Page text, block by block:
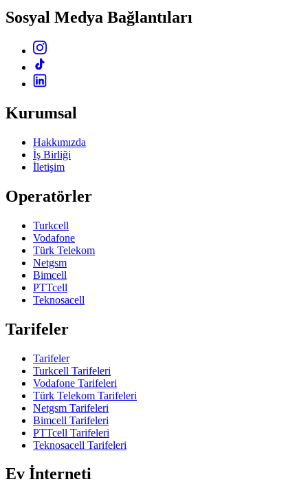
Sosyal Medya Bağlantıları
Kurumsal
Hakkımızda
İş Birliği
İletişim
Operatörler
Turkcell
Vodafone
Türk Telekom
Netgsm
Bimcell
PTTcell
Teknosacell
Tarifeler
Tarifeler
Turkcell Tarifeleri
Vodafone Tarifeleri
Türk Telekom Tarifeleri
Netgsm Tarifeleri
Bimcell Tarifeleri
PTTcell Tarifeleri
Teknosacell Tarifeleri
Ev İnterneti